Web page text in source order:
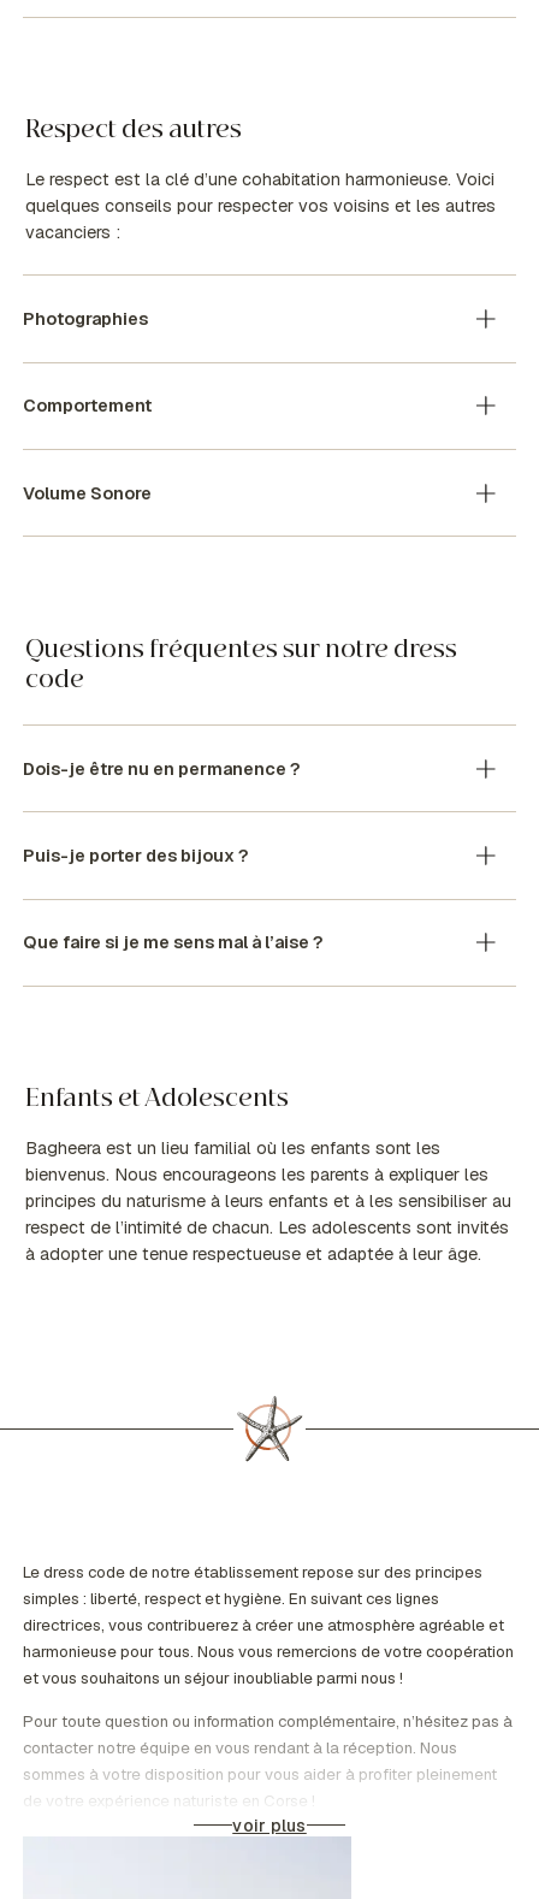
Respect des autres
Le respect est la clé d’une cohabitation harmonieuse. Voici
quelques conseils pour respecter vos voisins et les autres
vacanciers :
Photographies
Comportement
Volume Sonore
Questions fréquentes sur notre dress
code
Dois-je être nu en permanence ?
Puis-je porter des bijoux ?
Que faire si je me sens mal à l’aise ?
Enfants et Adolescents
Bagheera est un lieu familial où les enfants sont les
bienvenus. Nous encourageons les parents à expliquer les
principes du naturisme à leurs enfants et à les sensibiliser au
respect de l’intimité de chacun. Les adolescents sont invités
à adopter une tenue respectueuse et adaptée à leur âge.
Le dress code de notre établissement repose sur des principes
simples : liberté, respect et hygiène. En suivant ces lignes
directrices, vous contribuerez à créer une atmosphère agréable et
harmonieuse pour tous. Nous vous remercions de votre coopération
et vous souhaitons un séjour inoubliable parmi nous !
Pour toute question ou information complémentaire, n’hésitez pas à
contacter notre équipe en vous rendant à la réception. Nous
sommes à votre disposition pour vous aider à profiter pleinement
de votre expérience naturiste en Corse !
voir plus